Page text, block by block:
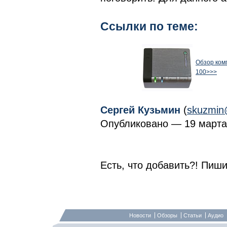
Ссылки по теме:
Обзор
100>>>
Сергей Кузьмин (
Опубликовано — 19 марта
Есть, что добавить?!
Новости Обзоры Статьи Аудио